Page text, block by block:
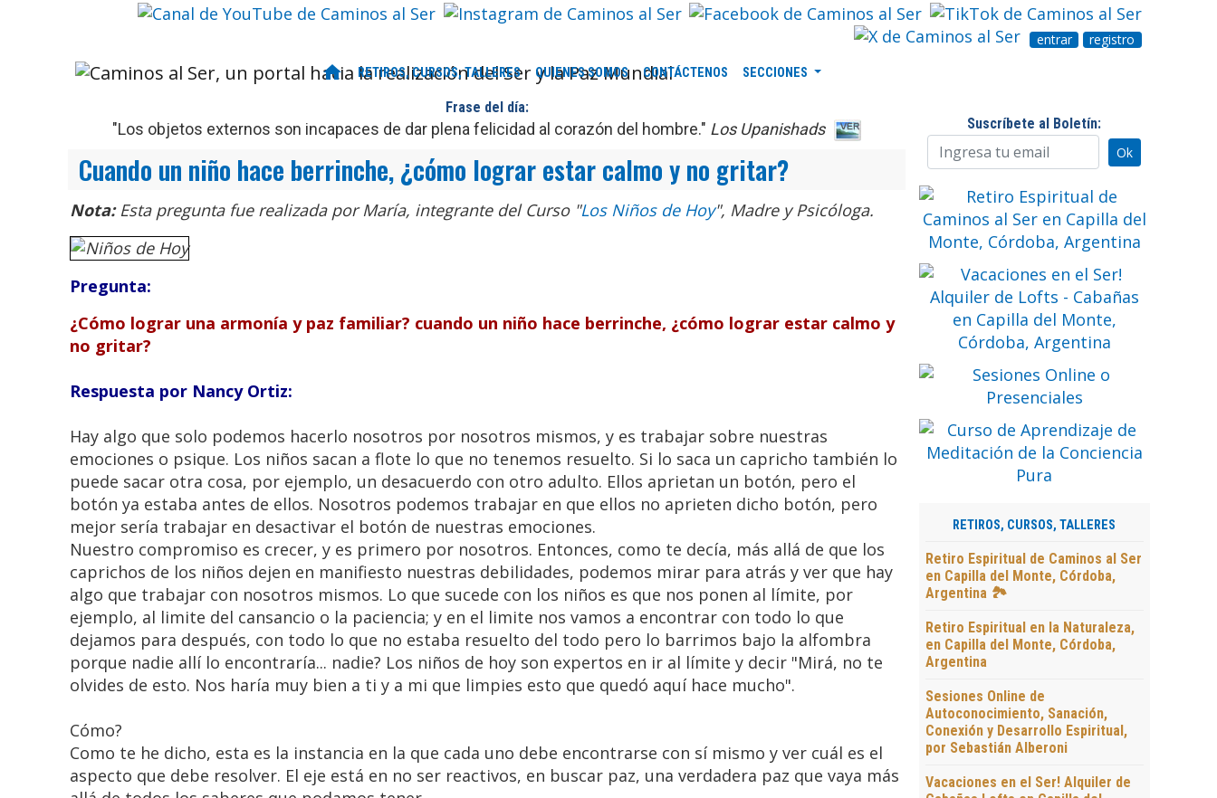
entrar registro
home RETIROS, CURSOS, TALLERES QUIENES SOMOS CONTÁCTENOS SECCIONES
Frase del día:
"Los objetos externos son incapaces de dar plena felicidad al corazón del hombre." Los Upanishads
Cuando un niño hace berrinche, ¿cómo lograr estar calmo y no gritar?
Nota:Esta pregunta fue realizada por María, integrante del Curso "Los Niños de Hoy", Madre y Psicóloga.
Pregunta:
¿Cómo lograr una armonía y paz familiar? cuando un niño hace berrinche, ¿cómo lograr estar calmo y
no gritar?
Respuesta por Nancy Ortiz:
Hay algo que solo podemos hacerlo nosotros por nosotros mismos, y es trabajar sobre nuestras
emociones o psique. Los niños sacan a flote lo que no tenemos resuelto. Si lo saca un capricho también lo
puede sacar otra cosa, por ejemplo, un desacuerdo con otro adulto. Ellos aprietan un botón, pero el
botón ya estaba antes de ellos. Nosotros podemos trabajar en que ellos no aprieten dicho botón, pero
mejor sería trabajar en desactivar el botón de nuestras emociones.
Nuestro compromiso es crecer, y es primero por nosotros. Entonces, como te decía, más allá de que los
caprichos de los niños dejen en manifiesto nuestras debilidades, podemos mirar para atrás y ver que hay
algo que trabajar con nosotros mismos. Lo que sucede con los niños es que nos ponen al límite, por
ejemplo, al limite del cansancio o la paciencia; y en el limite nos vamos a encontrar con todo lo que
dejamos para después, con todo lo que no estaba resuelto del todo pero lo barrimos bajo la alfombra
porque nadie allí lo encontraría... nadie? Los niños de hoy son expertos en ir al límite y decir "Mirá, no te
olvides de esto. Nos haría muy bien a ti y a mi que limpies esto que quedó aquí hace mucho".
Cómo?
Como te he dicho, esta es la instancia en la que cada uno debe encontrarse con sí mismo y ver cuál es el
aspecto que debe resolver. El eje está en no ser reactivos, en buscar paz, una verdadera paz que vaya más
Suscríbete al Boletín:
RETIROS, CURSOS, TALLERES
Retiro Espiritual de Caminos al Ser
en Capilla del Monte, Córdoba,
Argentina 🏞️
Retiro Espiritual en la Naturaleza,
en Capilla del Monte, Córdoba,
Argentina
Sesiones Online de
Autoconocimiento, Sanación,
Conexión y Desarrollo Espiritual,
por Sebastián Alberoni
Vacaciones en el Ser! Alquiler de